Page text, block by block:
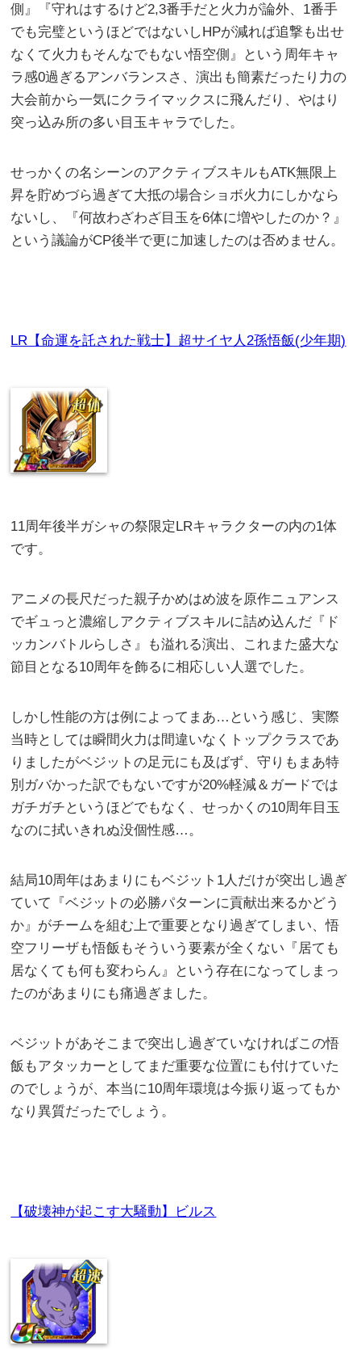
側』『守れはするけど2,3番手だと火力が論外、1番手
でも完璧というほどではないしHPが減れば追撃も出せ
なくて火力もそんなでもない悟空側』という周年キャ
ラ感0過ぎるアンバランスさ、演出も簡素だったり力の
大会前から一気にクライマックスに飛んだり、やはり
突っ込み所の多い目玉キャラでした。
せっかくの名シーンのアクティブスキルもATK無限上
昇を貯めづら過ぎて大抵の場合ショボ火力にしかなら
ないし、『何故わざわざ目玉を6体に増やしたのか？』
という議論がCP後半で更に加速したのは否めません。
LR【命運を託された戦士】超サイヤ人2孫悟飯(少年期)
11周年後半ガシャの祭限定LRキャラクターの内の1体
です。
アニメの長尺だった親子かめはめ波を原作ニュアンス
でギュっと濃縮しアクティブスキルに詰め込んだ『ド
ッカンバトルらしさ』も溢れる演出、これまた盛大な
節目となる10周年を飾るに相応しい人選でした。
しかし性能の方は例によってまあ…という感じ、実際
当時としては瞬間火力は間違いなくトップクラスであ
りましたがベジットの足元にも及ばず、守りもまあ特
別ガバかった訳でもないですが20%軽減＆ガードでは
ガチガチというほどでもなく、せっかくの10周年目玉
なのに拭いきれぬ没個性感…。
結局10周年はあまりにもベジット1人だけが突出し過ぎ
ていて『ベジットの必勝パターンに貢献出来るかどう
か』がチームを組む上で重要となり過ぎてしまい、悟
空フリーザも悟飯もそういう要素が全くない『居ても
居なくても何も変わらん』という存在になってしまっ
たのがあまりにも痛過ぎました。
ベジットがあそこまで突出し過ぎていなければこの悟
飯もアタッカーとしてまだ重要な位置にも付けていた
のでしょうが、本当に10周年環境は今振り返ってもか
なり異質だったでしょう。
【破壊神が起こす大騒動】ビルス